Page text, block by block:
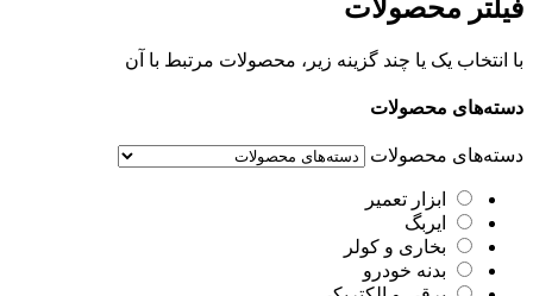
فیلتر محصولات
با انتخاب یک یا چند گزینه زیر، محصولات مرتبط با آن
دسته‌های محصولات
دسته‌های محصولات
ابزار تعمیر
ایربگ
بخاری و کولر
بدنه خودرو